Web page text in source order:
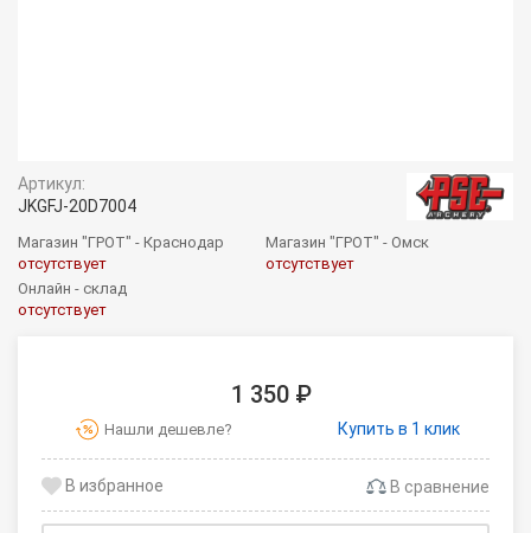
Артикул:
JKGFJ-20D7004
Магазин "ГРОТ" - Краснодар
отсутствует
Магазин "ГРОТ" - Омск
отсутствует
Онлайн - склад
отсутствует
1 350 ₽
Нашли дешевле? Купить в 1 клик
В сравнение